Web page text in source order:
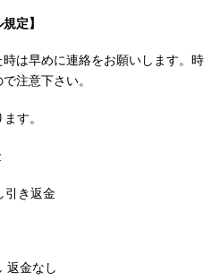
定】
は早めに連絡をお願いします。時
注意下さい。
す。
引き返金
返金なし